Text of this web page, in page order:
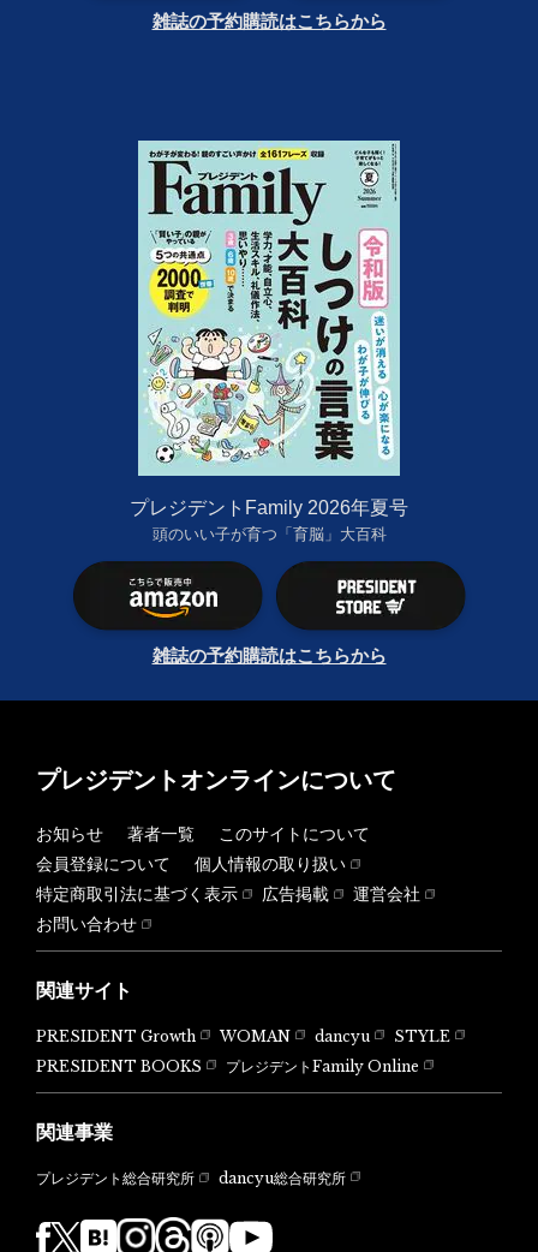
雑誌の予約購読はこちらから
プレジデントFamily 2026年夏号
頭のいい子が育つ「育脳」大百科
雑誌の予約購読はこちらから
プレジデントオンラインについて
お知らせ 著者一覧
このサイトについて
会員登録について
個人情報の取り扱い
特定商取引法に基づく表示
広告掲載
運営会社
お問い合わせ
関連サイト
PRESIDENT Growth WOMAN dancyu
STYLE
PRESIDENT BOOKS
プレジデントFamily Online
関連事業
プレジデント総合研究所 dancyu総合研究所